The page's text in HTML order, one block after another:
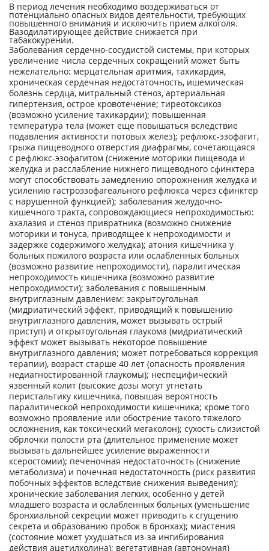
В период лечения необходимо воздерживаться от
потенциально опасных видов деятельности, требующих
повышенного внимания и исключить прием алкоголя.
Вазодилатирующее действие снижается при
табакокурении.
Заболевания сердечно-сосудистой системы, при которых
увеличение числа сердечных сокращений может быть
нежелательно: мерцательная аритмия, тахикардия,
хроническая сердечная недостаточность, ишемическая
болезнь сердца, митральный стеноз, артериальная
гипертензия, острое кровотечение; тиреотоксикоз
(возможно усиление тахикардии); повышенная
температура тела (может еще повышаться вследствие
подавления активности потовых желез); рефлюкс-эзофагит,
грыжа пищеводного отверстия диафрагмы, сочетающаяся
с рефлюкс-эзофагитом (снижение моторики пищевода и
желудка и расслабление нижнего пищеводного сфинктера
могут способствовать замедлению опорожнения желудка и
усилению гастроэзофагеального рефлюкса через сфинктер
с нарушенной функцией); заболевания желудочно-
кишечного тракта, сопровождающиеся непроходимостью:
ахалазия и стеноз привратника (возможно снижение
моторики и тонуса, приводящее к непроходимости и
задержке содержимого желудка); атония кишечника у
больных пожилого возраста или ослабленных больных
(возможно развитие непроходимости), паралитическая
непроходимость кишечника (возможно развитие
непроходимости); заболевания с повышенным
внутриглазным давлением: закрытоугольная
(мидриатический эффект, приводящий к повышению
внутриглазного давления, может вызывать острый
приступ) и открытоугольная глаукома (мидриатический
эффект может вызывать некоторое повышение
внутриглазного давления; может потребоваться коррекция
терапии), возраст старше 40 лет (опасность проявления
недиагностированной глаукомы); неспецифический
язвенный колит (высокие дозы могут угнетать
перистальтику кишечника, повышая вероятность
паралитической непроходимости кишечника; кроме того
возможно проявление или обострение такого тяжелого
осложнения, как токсический мегаколон); сухость слизистой
обрлочки полости рта (длительное применение может
вызывать дальнейшее усиление выраженности
ксеростомии); печеночная недостаточность (снижение
метаболизма) и почечная недостаточность (риск развития
побочных эффектов вследствие снижения выведения);
хронические заболевания легких, особенно у детей
младшего возраста и ослабленных больных (уменьшение
бронхиальной секреции может приводить к сгущению
секрета и образованию пробок в бронхах); миастения
(состояние может ухудшаться из-за ингибирования
действия ацетилхолина); вегетативная (автономная)